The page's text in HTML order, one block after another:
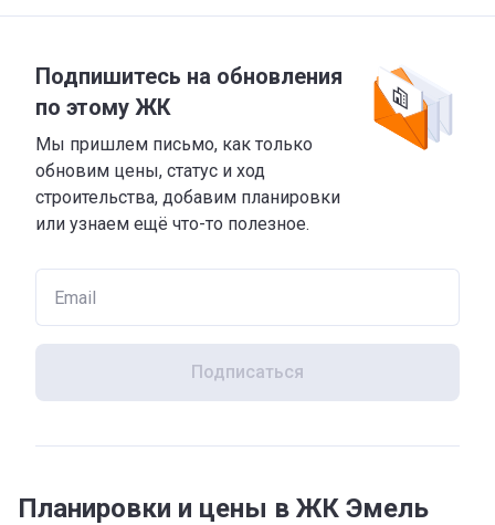
Подпишитесь на обновления
по этому ЖК
Мы пришлем письмо, как только
обновим цены, статус и ход
строительства, добавим планировки
или узнаем ещё что-то полезное.
Подписаться
Планировки и цены в ЖК Эмель